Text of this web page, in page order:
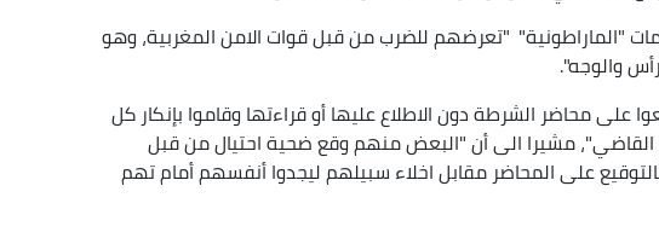
"الماراطونية" "تعرضهم للضرب من قبل قوات الامن المغربية، وهو
والوجه".
على محاضر الشرطة دون الاطلاع عليها أو قراءتها وقاموا بإنكار كل
القاضي"، مشيرا الى أن "البعض منهم وقع ضحية احتيال من قبل
على المحاضر مقابل اخلاء سبيلهم ليجدوا أنفسهم أمام تهم